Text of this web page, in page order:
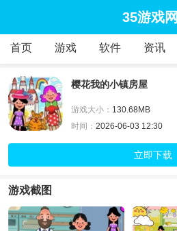
35游戏网
首页 游戏 软件 资讯
樱花我的小镇房屋
游戏大小： 130.68MB
时间： 2026-06-03 12:30
立即下载
游戏截图